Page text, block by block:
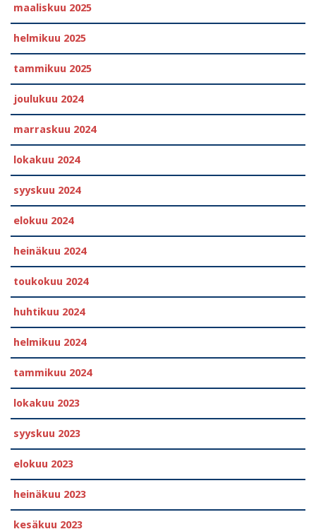
maaliskuu 2025
helmikuu 2025
tammikuu 2025
joulukuu 2024
marraskuu 2024
lokakuu 2024
syyskuu 2024
elokuu 2024
heinäkuu 2024
toukokuu 2024
huhtikuu 2024
helmikuu 2024
tammikuu 2024
lokakuu 2023
syyskuu 2023
elokuu 2023
heinäkuu 2023
kesäkuu 2023